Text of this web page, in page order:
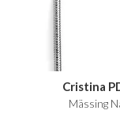
Cristina
Mässing